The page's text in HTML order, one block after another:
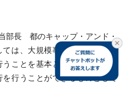
部長 都のキャップ・アンド・
ては、大規模事業所がみずから
ことを基本としつつ、排出量
行うことができるものとして